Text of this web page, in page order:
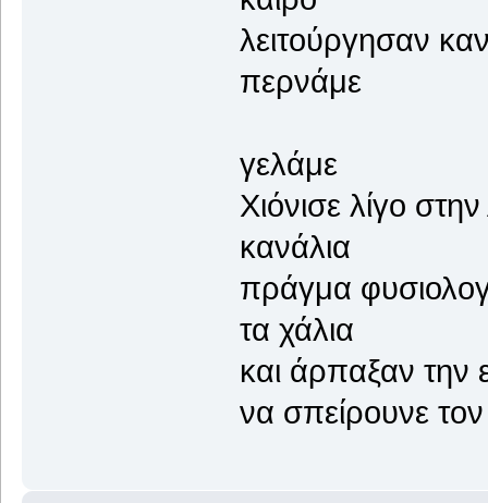
περνάμε
γελάμε
Χιόνισε
κανάλια
πράγμα
τα χάλια
και άρπαξαν την
να